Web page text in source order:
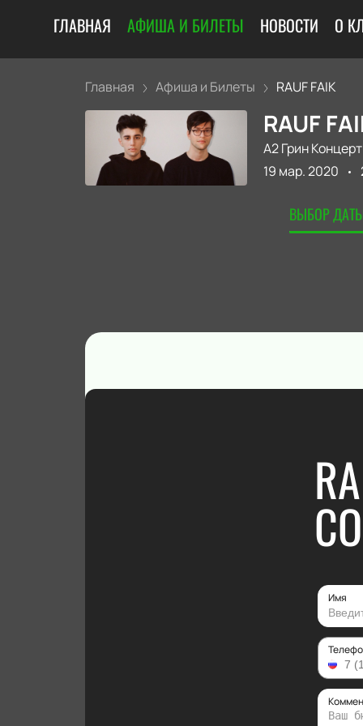
ГЛАВНАЯ АФИША И БИЛЕТЫ НОВОСТИ О
Главная Афиша и Билеты RAUF FAIK
RAUF
А2 Грин
19 мар. 2020
ВЫБОР
Имя